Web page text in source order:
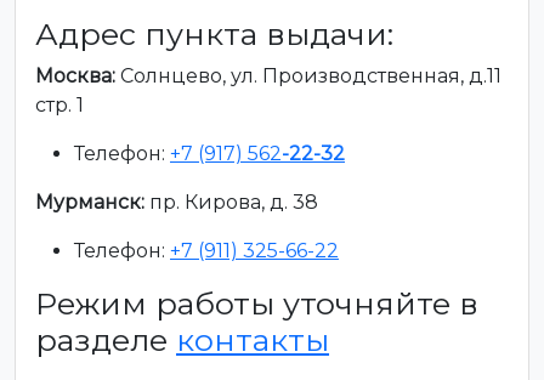
Адрес пункта выдачи:
Москва: Солнцево, ул. Производственная, д.11
стр. 1
Телефон: +7 (917) 562-22-32
Мурманск: пр. Кирова, д. 38
Телефон: +7 (911) 325-66-22
Режим работы уточняйте в
разделе контакты